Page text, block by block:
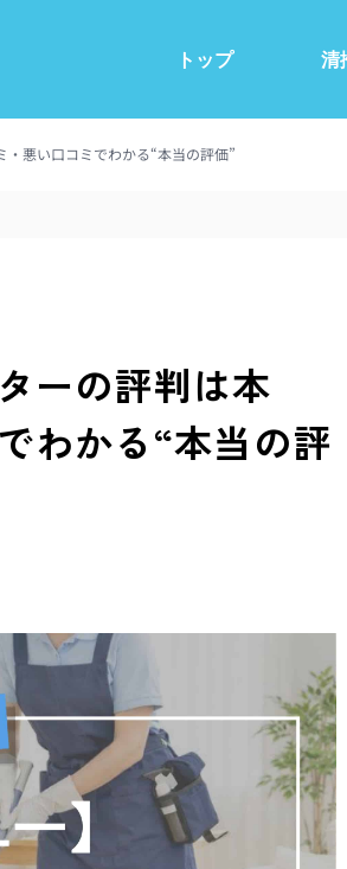
トップ 清
・悪い口コミでわかる“本当の評価”
ーの評判は本
わかる“本当の評